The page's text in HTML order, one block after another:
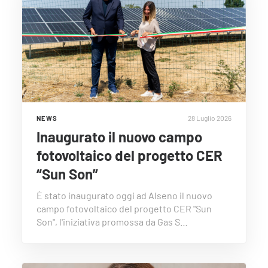
NEWS 28 Luglio 2026
Inaugurato il nuovo campo
fotovoltaico del progetto CER
“Sun Son”
È stato inaugurato oggi ad Alseno il nuovo
campo fotovoltaico del progetto CER "Sun
Son", l'iniziativa promossa da Gas S…